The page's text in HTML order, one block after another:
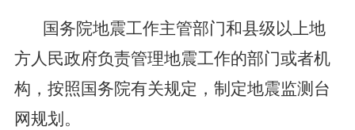
国务院地震工作主管部门和县级以上地
方人民政府负责管理地震工作的部门或者机
构，按照国务院有关规定，制定地震监测台
网规划。